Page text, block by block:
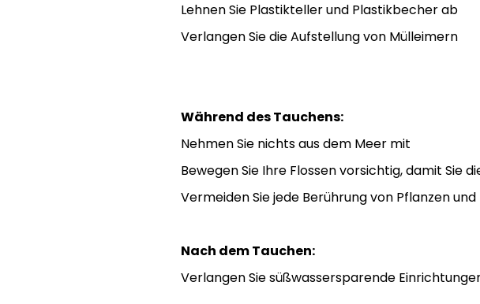
Lehnen Sie Plastikteller und Plastikbecher ab
Verlangen Sie die Aufstellung von Mülleimern
Während des Tauchens:
Nehmen Sie nichts aus dem Meer mit
Bewegen Sie Ihre Flossen vorsichtig, damit Sie
Vermeiden Sie jede Berührung von Pflanzen und
Nach dem Tauchen:
Verlangen Sie süßwassersparende